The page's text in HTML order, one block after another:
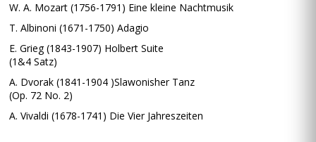
W. A. Mozart (1756-1791) Eine kleine Nachtmusik
T. Albinoni (1671-1750) Adagio
E. Grieg (1843-1907) Holbert Suite
(1&4 Satz)
A. Dvorak (1841-1904 )Slawonisher Tanz
(Op. 72 No. 2)
A. Vivaldi (1678-1741) Die Vier Jahreszeiten